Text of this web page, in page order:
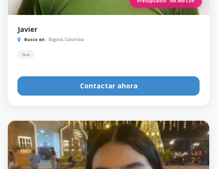
Javier
Busco en: Bogotá, Colombia
N/A
Contactar ahora